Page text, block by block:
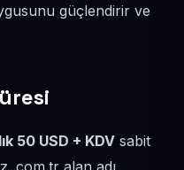
güçlendirir ve
50 USD + KDV sabit